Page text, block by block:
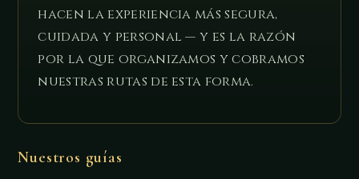
hacen la experiencia más segura,
cuidada y personal — y es la razón
por la que organizamos y cobramos
nuestras rutas de esta forma.
Nuestros guías